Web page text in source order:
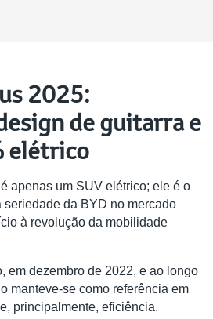
2025:
de guitarra e
elétrico
apenas um SUV elétrico; ele é o
seriedade da BYD no mercado
à revolução da mobilidade
em dezembro de 2022, e ao longo
manteve-se como referência em
principalmente, eficiência.